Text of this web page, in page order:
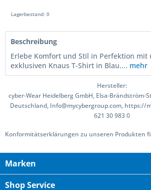
Lagerbestand: 0
Beschreibung
Erlebe Komfort und Stil in Perfektion mit
exklusiven Knaus T-Shirt in Blau.... mehr
Hersteller:
cyber-Wear Heidelberg GmbH, Elsa-Brändström-
Deutschland, Info@mycybergroup.com, https://
621 30 983 0
Konformitätserklärungen zu unseren Produkten
Marken
Shop Service